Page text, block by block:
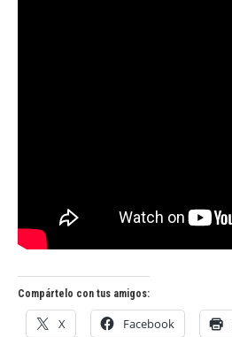
Compártelo con tus amigos:
X Facebook